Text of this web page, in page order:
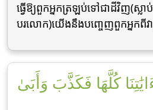
ធ្វើឱ្យពួកអ្នកត្រឡប់ទៅជាដីវិញ(ស្លា
បរលោក)យើងនឹងបពោ្ចញពួកអ្នកពីវ
كُلَّهَا فَكَذَّبَ وَأَبَىٰ